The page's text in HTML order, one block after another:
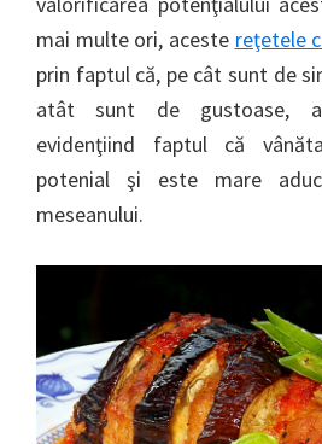
mai multe ori, aceste reţetele
prin faptul că, pe cât sunt de
atât sunt de gustoase,
evidenţiind faptul că
potenial şi este mare
meseanului.